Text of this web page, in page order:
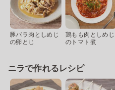
豚バラ肉としめじ
の卵とじ
鶏もも肉としめじ
のトマト煮
ニラで作れるレシピ